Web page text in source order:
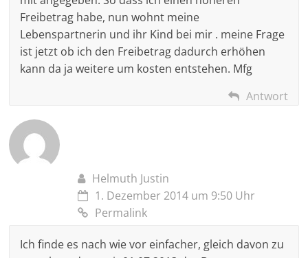
Freibetrag habe, nun wohnt meine
Lebenspartnerin und ihr Kind bei mir . meine Frage
ist jetzt ob ich den Freibetrag dadurch erhöhen
kann da ja weitere um kosten entstehen. Mfg
Antwort
Helmuth Justin
1. Dezember 2014 um 9:50 Uhr
Permalink
Ich finde es nach wie vor einfacher, gleich davon zu